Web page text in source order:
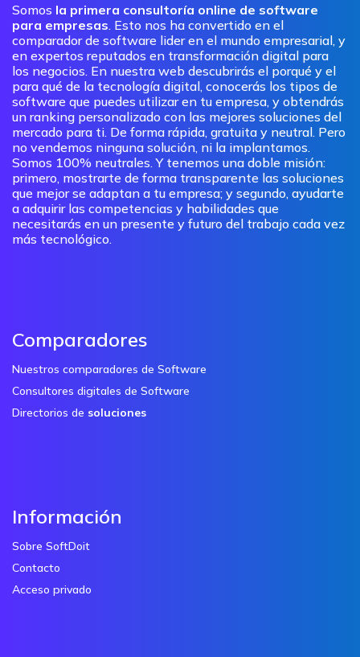
Somos la primera consultoría online de software
para empresas. Esto nos ha convertido en el
comparador de software lider en el mundo empresarial, y
en expertos reputados en transformación digital para
los negocios. En nuestra web descubrirás el porqué y el
para qué de la tecnología digital, conocerás los tipos de
software que puedes utilizar en tu empresa, y obtendrás
un ranking personalizado con las mejores soluciones del
mercado para ti. De forma rápida, gratuita y neutral. Pero
no vendemos ninguna solución, ni la implantamos.
Somos 100% neutrales. Y tenemos una doble misión:
primero, mostrarte de forma transparente las soluciones
que mejor se adaptan a tu empresa; y segundo, ayudarte
a adquirir las competencias y habilidades que
necesitarás en un presente y futuro del trabajo cada vez
más tecnológico.
Comparadores
Nuestros comparadores de Software
Consultores digitales de Software
Directorios de soluciones
Información
Sobre SoftDoit
Contacto
Acceso privado